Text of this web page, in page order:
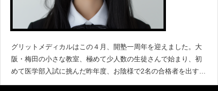
グリットメディカルはこの４月、開塾一周年を迎えました。大
阪・梅田の小さな教室、極めて少人数の生徒さんで始まり、初
めて医学部入試に挑んだ昨年度、お陰様で2名の合格者を出すこ
とができました。これもひとえに生徒さんの頑張りに寄るとこ